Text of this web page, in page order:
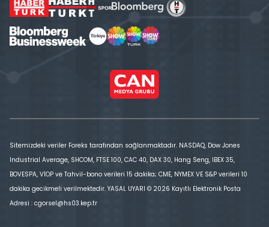
Sitemizdeki veriler Foreks tarafından sağlanmaktadır. NASDAQ, Dow Jones
Industrial Average, SHCOM, FTSE 100, CAC 40, DAX 30, Hang Seng, IBEX 35,
BOVESPA, VİOP ve Tahvil-bono verileri 15 dakika; CME, NYMEX VE S&P verileri 10
dakika gecikmeli verilmektedir. YASAL UYARI © 2026 Kayıtlı Elektronik Posta
Adresi : cgorsel@hs03.kep.tr